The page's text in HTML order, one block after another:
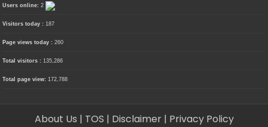
Users online:2
Visitors today :187
Page views today :260
Total visitors :135,286
Total page view:172,788
About Us | TOS | Disclaimer | Privacy Policy